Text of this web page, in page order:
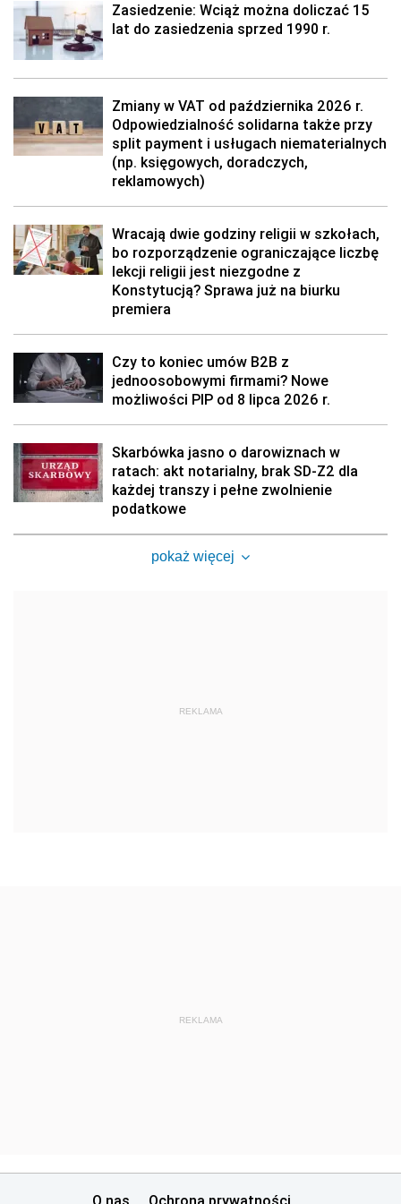
Zasiedzenie: Wciąż można doliczać 15
lat do zasiedzenia sprzed 1990 r.
Zmiany w VAT od października 2026 r.
Odpowiedzialność solidarna także przy
split payment i usługach niematerialnych
(np. księgowych, doradczych,
reklamowych)
Wracają dwie godziny religii w szkołach,
bo rozporządzenie ograniczające liczbę
lekcji religii jest niezgodne z
Konstytucją? Sprawa już na biurku
premiera
Czy to koniec umów B2B z
jednoosobowymi firmami? Nowe
możliwości PIP od 8 lipca 2026 r.
Skarbówka jasno o darowiznach w
ratach: akt notarialny, brak SD-Z2 dla
każdej transzy i pełne zwolnienie
podatkowe
pokaż więcej
REKLAMA
REKLAMA
O nas Ochrona prywatności